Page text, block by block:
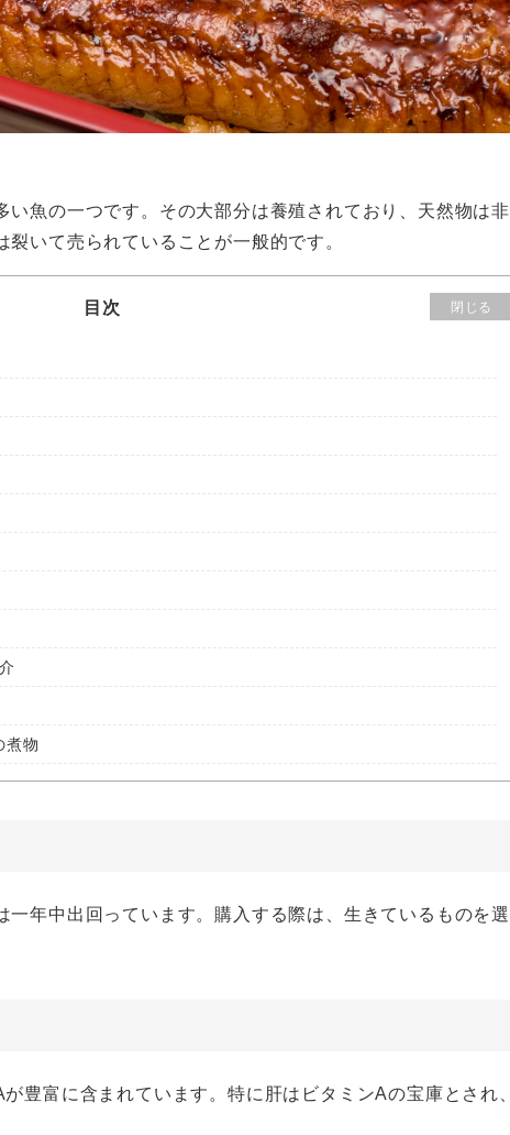
い魚の一つです。その大部分は養殖されており、天然物は非
いて売られていることが一般的です。
目次 閉じる
煮物
一年中出回っています。購入する際は、生きているものを選
豊富に含まれています。特に肝はビタミンAの宝庫とされ、